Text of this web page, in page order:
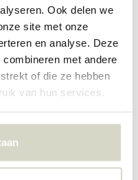
Ook delen we
site met onze
en analyse. Deze
met andere
of die ze hebben
van hun services.